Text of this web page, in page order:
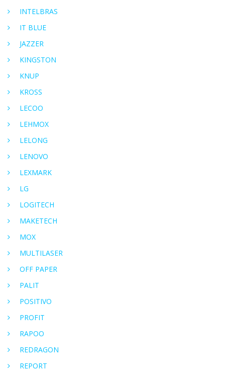
INTELBRAS
IT BLUE
JAZZER
KINGSTON
KNUP
KROSS
LECOO
LEHMOX
LELONG
LENOVO
LEXMARK
LG
LOGITECH
MAKETECH
MOX
MULTILASER
OFF PAPER
PALIT
POSITIVO
PROFIT
RAPOO
REDRAGON
REPORT